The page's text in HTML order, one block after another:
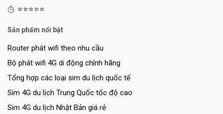
Giải pháp lưu trữ linh hoạt
hệ thống bảo mật theo ý muốn.
⭐⭐⭐⭐⭐
Sản phẩm nổi bật
Router phát wifi theo nhu cầu
Bộ phát wifi 4G di động chính hãng
Tổng hợp các loại sim du lịch quốc tế
Sim 4G du lịch Trung Quốc tốc độ cao
Sim 4G du lịch Nhật Bản giá rẻ